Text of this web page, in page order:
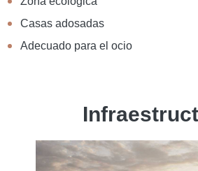
Casas adosadas
Adecuado para el ocio